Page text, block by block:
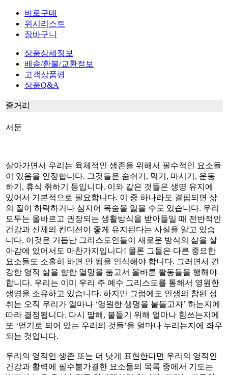
바로구매
위시리스트
장바구니
상품상세정보
배송/환불/교환정보
고객상품평
상품Q&A
줄거리
서문
살아가면서 우리는 육체적인 생존을 위해서 필수적인 요소들
이 있음을 인정합니다. 그것들은 숨쉬기, 먹기, 마시기, 운동
하기, 휴식 취하기 등입니다. 이와 같은 것들은 생명 유지에
있어서 기본적으로 필요합니다. 이 중 하나라도 결핍되면 삶
의 질이 하락하거나 심지어 목숨을 잃을 수도 있습니다. 우리
모두는 올바르고 권장되는 생활방식을 받아들일 때 전반적인
건강과 신체의 컨디션이 좋게 유지된다는 사실을 알고 있습
니다. 이것은 거듭난 그리스도인들이 새로운 방식의 삶을 살
아감에 있어서도 마찬가지입니다! 물론 그들은 다른 중요한
요소들도 소홀히 하면 안 됨을 인식해야 합니다. 그러면서 건
강한 영적 삶을 향한 열망을 품고서 올바른 활동들을 행해야
합니다. 우리는 이미 우리 주 예수 그리스도를 통해서 영원한
생명을 소유하고 있습니다. 하지만 그럼에도 인생의 참된 성
취는 오직 우리가 얼마나 ‘영원한 생명을 붙들고자’ 하는지에
따라 결정됩니다. 다시 말해, 붙들기 위해 얼마나 힘쓰는지에
또 ‘얻기로 되어 있는 우리의 것들’을 얼마나 누리는지에 좌우
되는 것입니다.
우리의 영적인 생존 또는 더 낫게 표현한다면 우리의 영적인
건강과 활력에 필수불가결한 요소들의 목록 중에서 기도는